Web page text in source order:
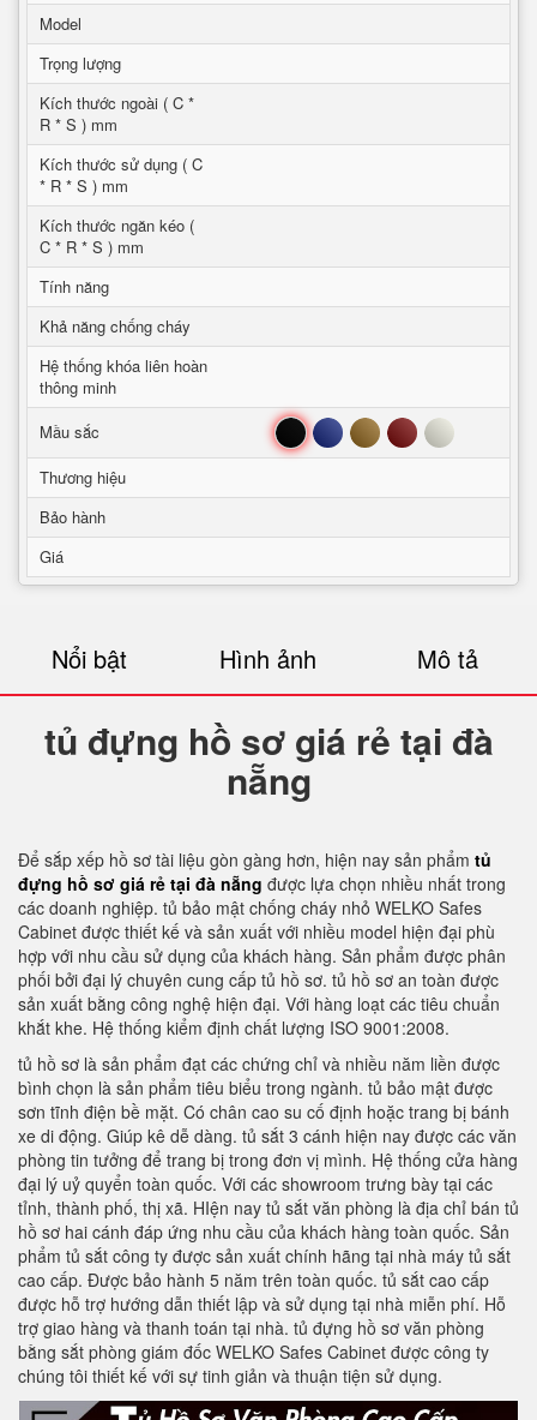
Model
Trọng lượng
Kích thước ngoài ( C *
R * S ) mm
Kích thước sử dụng ( C
* R * S ) mm
Kích thước ngăn kéo (
C * R * S ) mm
Tính năng
Khả năng chống cháy
Hệ thống khóa liên hoàn
thông minh
Mầu sắc
Đen Xanh Nâu Đỏ Trắng
Thương hiệu
Bảo hành
Giá
Nổi bật Hình ảnh Mô tả
tủ đựng hồ sơ giá rẻ tại đà
nẵng
Để sắp xếp hồ sơ tài liệu gòn gàng hơn, hiện nay sản phẩm tủ
đựng hồ sơ giá rẻ tại đà nẵng được lựa chọn nhiều nhất trong
các doanh nghiệp. tủ bảo mật chống cháy nhỏ WELKO Safes
Cabinet được thiết kế và sản xuất với nhiều model hiện đại phù
hợp với nhu cầu sử dụng của khách hàng. Sản phẩm được phân
phối bởi đại lý chuyên cung cấp tủ hồ sơ. tủ hồ sơ an toàn được
sản xuất bằng công nghệ hiện đại. Với hàng loạt các tiêu chuẩn
khắt khe. Hệ thống kiểm định chất lượng ISO 9001:2008.
tủ hồ sơ là sản phẩm đạt các chứng chỉ và nhiều năm liền được
bình chọn là sản phẩm tiêu biểu trong ngành. tủ bảo mật được
sơn tĩnh điện bề mặt. Có chân cao su cố định hoặc trang bị bánh
xe di động. Giúp kê dễ dàng. tủ sắt 3 cánh hiện nay được các văn
phòng tin tưởng để trang bị trong đơn vị mình. Hệ thống cửa hàng
đại lý uỷ quyển toàn quốc. Với các showroom trưng bày tại các
tỉnh, thành phố, thị xã. HIện nay tủ sắt văn phòng là địa chỉ bán tủ
hồ sơ hai cánh đáp ứng nhu cầu của khách hàng toàn quốc. Sản
phẩm tủ sắt công ty được sản xuất chính hãng tại nhà máy tủ sắt
cao cấp. Được bảo hành 5 năm trên toàn quốc. tủ sắt cao cấp
được hỗ trợ hướng dẫn thiết lập và sử dụng tại nhà miễn phí. Hỗ
trợ giao hàng và thanh toán tại nhà. tủ đựng hồ sơ văn phòng
bằng sắt phòng giám đốc WELKO Safes Cabinet được công ty
chúng tôi thiết kế với sự tinh giản và thuận tiện sử dụng.